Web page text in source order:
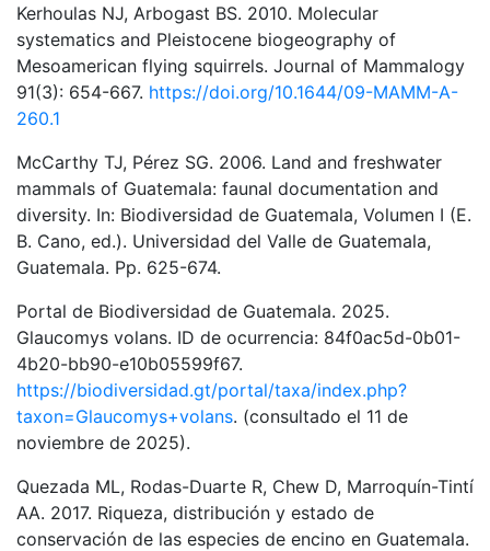
Kerhoulas NJ, Arbogast BS. 2010. Molecular
systematics and Pleistocene biogeography of
Mesoamerican flying squirrels. Journal of Mammalogy
91(3): 654-667. https://doi.org/10.1644/09-MAMM-A-
260.1
McCarthy TJ, Pérez SG. 2006. Land and freshwater
mammals of Guatemala: faunal documentation and
diversity. In: Biodiversidad de Guatemala, Volumen I (E.
B. Cano, ed.). Universidad del Valle de Guatemala,
Guatemala. Pp. 625-674.
Portal de Biodiversidad de Guatemala. 2025.
Glaucomys volans. ID de ocurrencia: 84f0ac5d-0b01-
4b20-bb90-e10b05599f67.
https://biodiversidad.gt/portal/taxa/index.php?
taxon=Glaucomys+volans. (consultado el 11 de
noviembre de 2025).
Quezada ML, Rodas-Duarte R, Chew D, Marroquín-Tintí
AA. 2017. Riqueza, distribución y estado de
conservación de las especies de encino en Guatemala.